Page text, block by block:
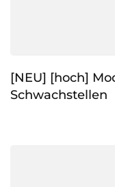
[NEU] [hoch]
Schwachstellen